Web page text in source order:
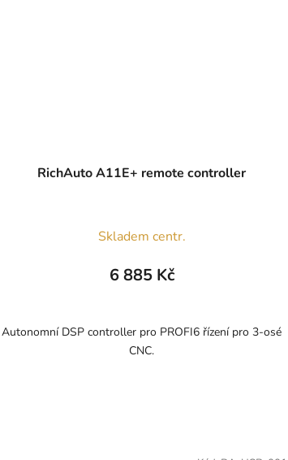
RichAuto A11E+ remote controller
Skladem centr.
6 885 Kč
Autonomní DSP controller pro PROFI6 řízení pro 3-osé
CNC.